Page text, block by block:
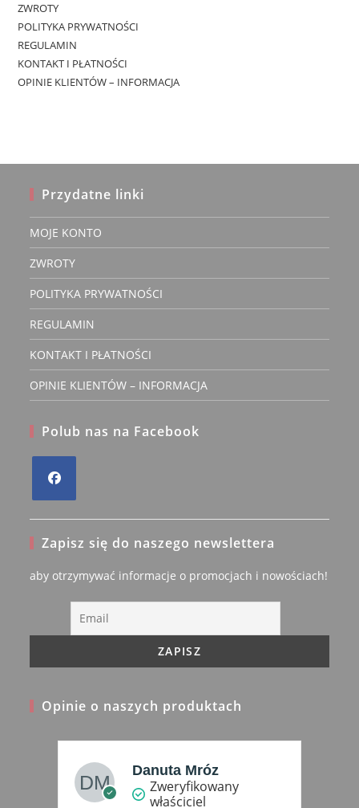
ZWROTY
POLITYKA PRYWATNOŚCI
REGULAMIN
KONTAKT I PŁATNOŚCI
OPINIE KLIENTÓW – INFORMACJA
Przydatne linki
MOJE KONTO
ZWROTY
POLITYKA PRYWATNOŚCI
REGULAMIN
KONTAKT I PŁATNOŚCI
OPINIE KLIENTÓW – INFORMACJA
Polub nas na Facebook
a
new
Zapisz się do naszego newslettera
aby otrzymywać informacje o promocjach i nowościach!
Opinie o naszych produktach
Danuta Mróz
Zweryfikowany
właściciel